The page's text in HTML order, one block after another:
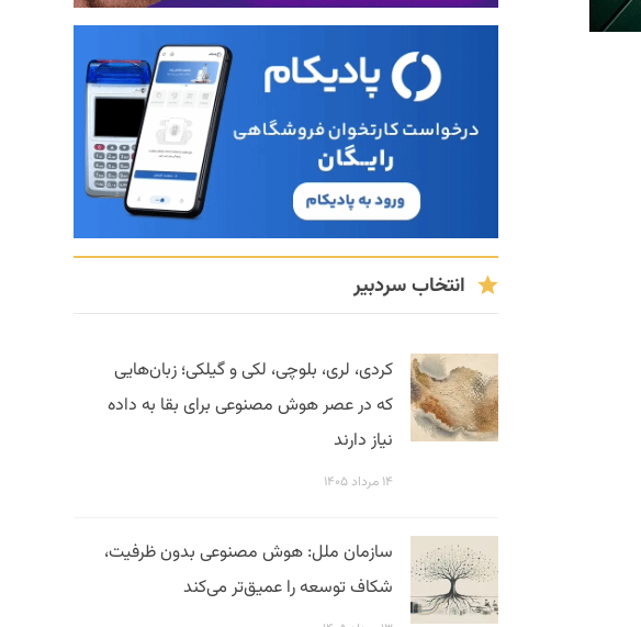
انتخاب سردبیر
کردی، لری، بلوچی، لکی و گیلکی؛ زبان‌هایی
که در عصر هوش مصنوعی برای بقا به داده
نیاز دارند
۱۴ مرداد ۱۴۰۵
سازمان ملل: هوش مصنوعی بدون ظرفیت،
شکاف توسعه را عمیق‌تر می‌کند